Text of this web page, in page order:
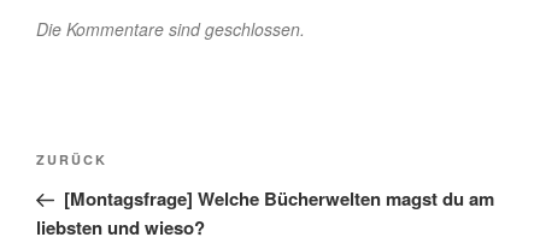
Die Kommentare sind geschlossen.
Beitragsnavigation
Vorheriger
Beitrag
ZURÜCK
[Montagsfrage] Welche Bücherwelten magst du am
liebsten und wieso?